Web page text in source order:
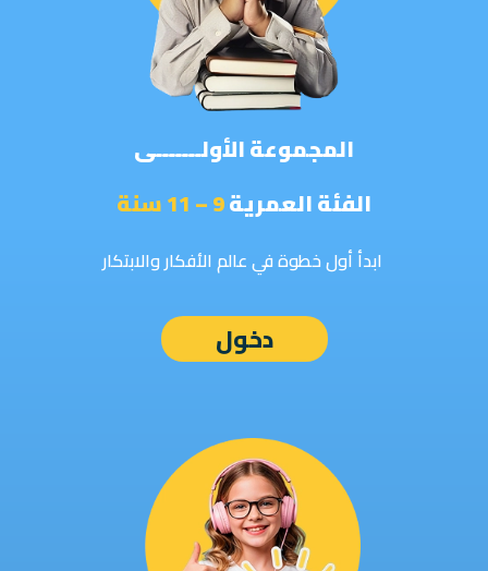
المجموعة الأولـــــــى
الفئة العمرية9 – 11 سنة
ابدأ أول خطوة في عالم الأفكار والابتكار
دخول